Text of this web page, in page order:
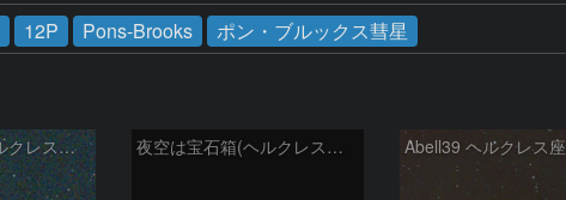
12P Pons-Brooks ポン・ブルックス彗星
夜空は宝石箱(ヘルクレス座 M92) Seestar50 夜空は宝石箱(ヘルクレス座 M13) Seestar50 Abell39 ヘルクレス座